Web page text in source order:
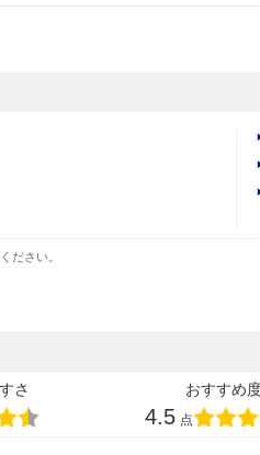
ださい。
さ おすすめ
4.5 点